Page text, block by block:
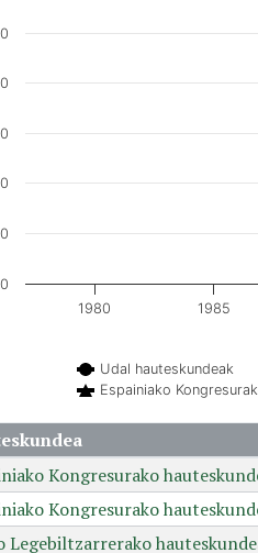
Udal hauteskundeak
Espainiako
1980 1985
0
Kongresurako
Kongresurako
Legebiltzarrerako